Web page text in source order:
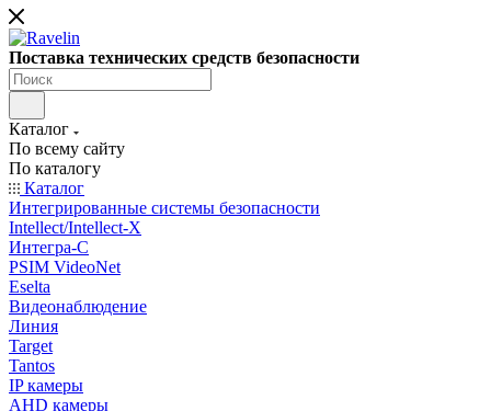
Поставка технических средств безопасности
Каталог
По всему сайту
По каталогу
Каталог
Интегрированные системы безопасности
Intellect/Intellect-X
Интегра-С
PSIM VideoNet
Eselta
Видеонаблюдение
Линия
Target
Tantos
IP камеры
AHD камеры